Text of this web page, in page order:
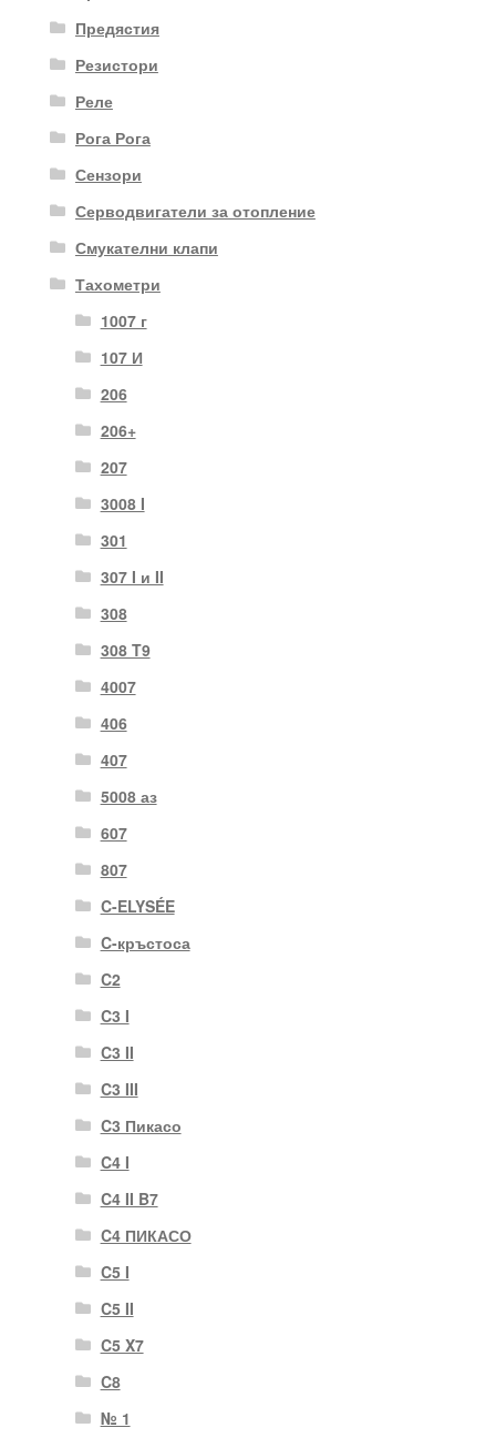
Предястия
Резистори
Реле
Рога Рога
Сензори
Серводвигатели за отопление
Смукателни клапи
Тахометри
1007 г
107 И
206
206+
207
3008 I
301
307 I и II
308
308 T9
4007
406
407
5008 аз
607
807
C-ELYSÉE
C-кръстоса
C2
C3 I
C3 II
C3 III
C3 Пикасо
C4 I
C4 II B7
C4 ПИКАСО
C5 I
C5 II
C5 X7
C8
№ 1